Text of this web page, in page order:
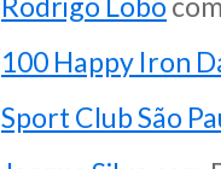
100 Happy Iron
Sport Club São